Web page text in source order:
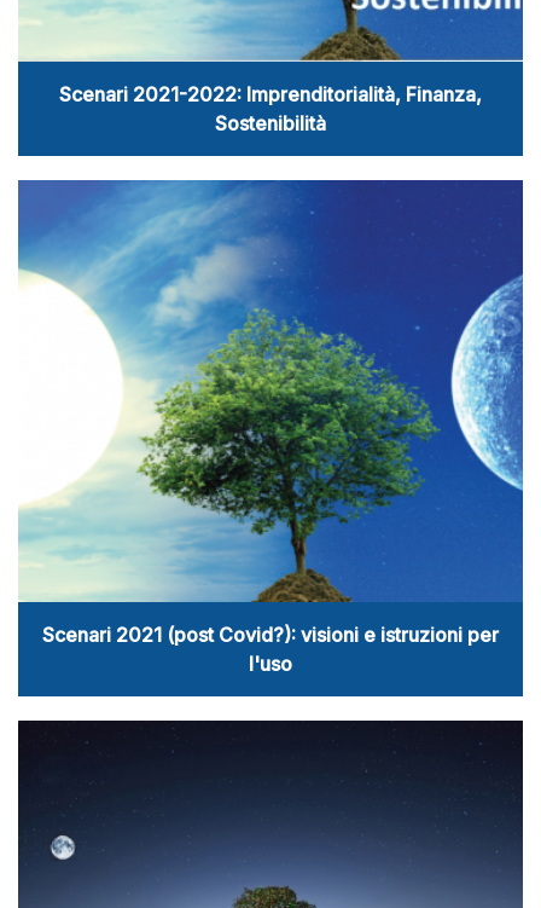
Scenari 2021-2022: Imprenditorialità, Finanza,
Sostenibilità
Scenari 2021 (post Covid?): visioni e istruzioni per
l'uso